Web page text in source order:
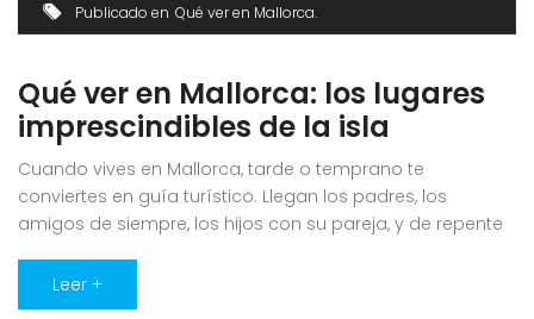
Publicado en Qué ver en Mallorca
Qué ver en Mallorca: los lugares
imprescindibles de la isla
Cuando vives en Mallorca, tarde o temprano te
conviertes en guía turístico. Llegan los padres, los
amigos de siempre, los hijos con su pareja, y de repente
isla. Y ahí descubres una cosa: la Mallorca de las
excursiones —la de los monumentos, las cuevas, [...]
Leer +